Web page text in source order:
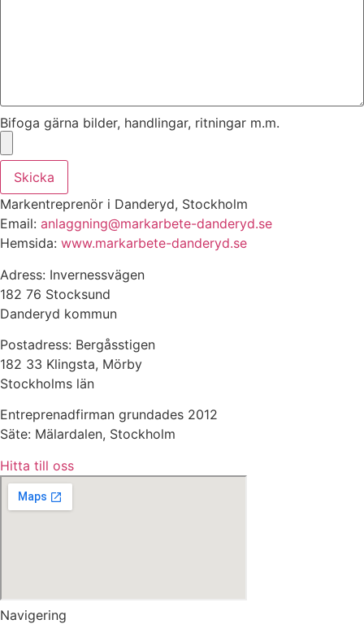
Bifoga gärna bilder, handlingar, ritningar m.m.
Skicka
Markentreprenör i Danderyd, Stockholm
Email: anlaggning@markarbete-danderyd.se
Hemsida: www.markarbete-danderyd.se
Adress: Invernessvägen
182 76 Stocksund
Danderyd kommun
Postadress: Bergåsstigen
182 33 Klingsta, Mörby
Stockholms län
Entreprenadfirman grundades 2012
Säte: Mälardalen, Stockholm
Hitta till oss
Navigering